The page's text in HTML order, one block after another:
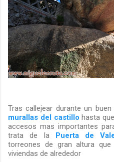
Tras callejear durante un
murallas del castillo hasta
accesos mas importantes
trata de la Puerta de
torreones de gran altura
viviendas de alrededor